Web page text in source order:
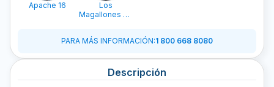
Apache 16
Los
Magallones de
PARA MÁS INFORMACIÓN:1 800 668 8080
Descripción